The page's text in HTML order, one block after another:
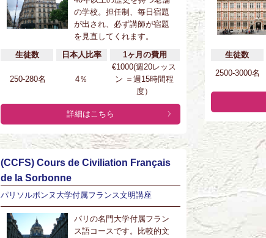
の学校。担任制、毎日宿題
が出され、必ず講師が宿題
を見直してくれます。
生徒数
日本人比率 1ヶ月の費用
250-280名 4％
€1000(週20レッス
ン ＝週15時間程
度）
詳細はこちら
生徒数
2500-3000名
(CCFS) Cours de Civiliation Français
de la Sorbonne
パリソルボンヌ大学付属フランス文明講座
パリの名門大学付属フラン
ス語コースです。比較的文